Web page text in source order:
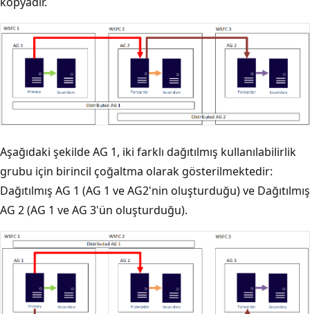
Aşağıdaki şekilde AG 1, iki farklı dağıtılmış kullanılabilirlik
grubu için birincil çoğaltma olarak gösterilmektedir:
Dağıtılmış AG 1 (AG 1 ve AG2'nin oluşturduğu) ve Dağıtılmış
AG 2 (AG 1 ve AG 3'ün oluşturduğu).